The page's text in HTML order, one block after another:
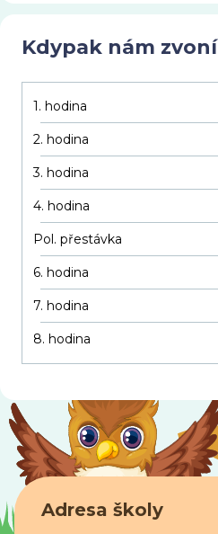
Kdypak nám zvoní
1. hodina
2. hodina
3. hodina
4. hodina
Pol. přestávka
6. hodina
7. hodina
8. hodina
Adresa školy